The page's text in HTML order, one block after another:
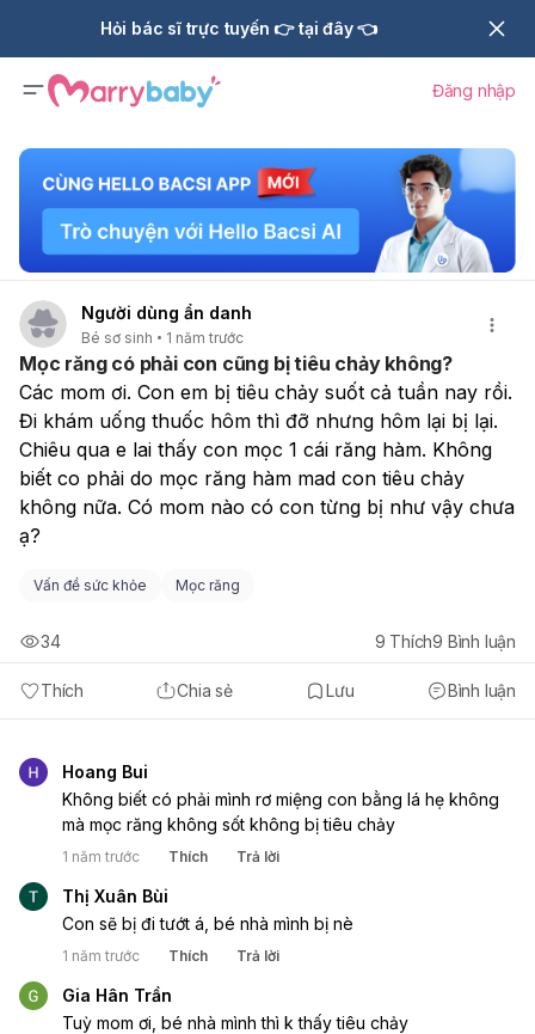
Hỏi bác sĩ trực tuyến 👉 tại đây 👈
Đăng nhập
Người dùng ẩn danh
Bé sơ sinh 1 năm trước
Mọc răng có phải con cũng bị tiêu chảy không?
Các mom ơi. Con em bị tiêu chảy suốt cả tuần nay rồi.
Đi khám uống thuốc hôm thì đỡ nhưng hôm lại bị lại.
Chiêu qua e lai thấy con mọc 1 cái răng hàm. Không
biết co phải do mọc răng hàm mad con tiêu chảy
không nữa. Có mom nào có con từng bị như vậy chưa
ạ?
Vấn đề sức khỏe Mọc răng
Thích Chia sẻ Lưu Bình luận
34 9 Thích9 Bình luận
Hoang Bui
Không biết có phải mình rơ miệng con bằng lá hẹ không
mà mọc răng không sốt không bị tiêu chảy
1 năm trước Thích Trả lời
Thị Xuân Bùi
Con sẽ bị đi tướt á, bé nhà mình bị nè
1 năm trước Thích Trả lời
Gia Hân Trần
Tuỳ mom ơi, bé nhà mình thì k thấy tiêu chảy